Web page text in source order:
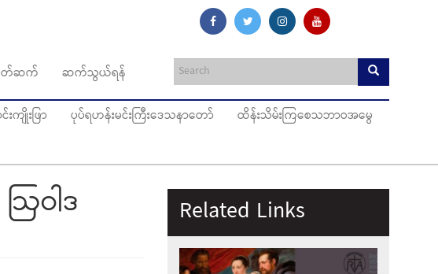
တ်ဆက် ဆက်သွယ်ရန်
ကျိုးဖြာ ပုပ်ရဟန်းမင်းကြီးဒေသနာတော်
ထိန်းသိမ်းကြစေသဘာဝအမွေ
ဝါဒ Related Links